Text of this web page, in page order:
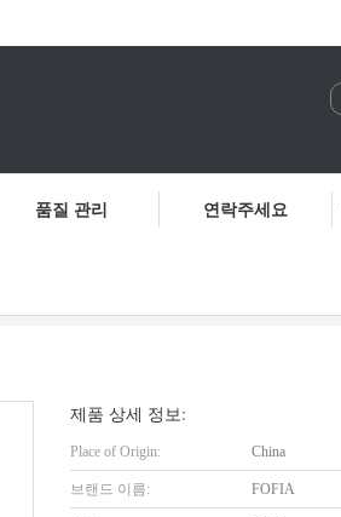
품질 관리 연락주세요
제품 상세 정보:
Place of Origin: China
브랜드 이름: FOFIA